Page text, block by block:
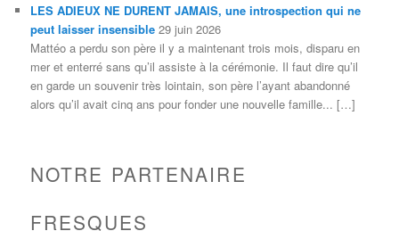
LES ADIEUX NE DURENT JAMAIS, une introspection qui ne
peut laisser insensible 29 juin 2026
Mattéo a perdu son père il y a maintenant trois mois, disparu en
mer et enterré sans qu’il assiste à la cérémonie. Il faut dire qu’il
en garde un souvenir très lointain, son père l’ayant abandonné
alors qu’il avait cinq ans pour fonder une nouvelle famille... […]
NOTRE PARTENAIRE
FRESQUES